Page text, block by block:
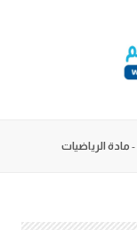
- مادة الرياضيات